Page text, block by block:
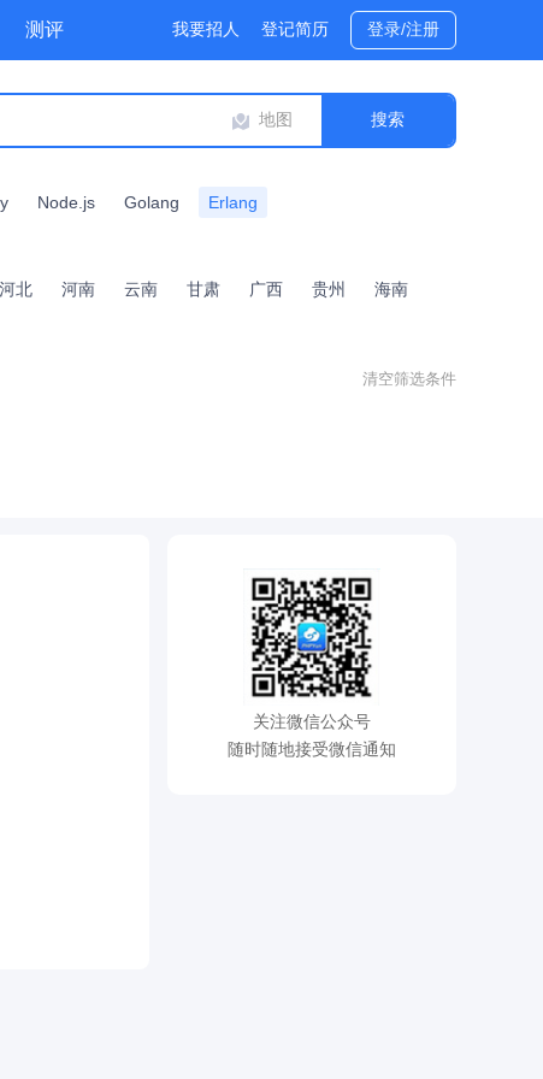
测评 我要招人 登记简历 登录/注册
地图
Node.js Golang
Erlang
河北 河南 云南 甘肃 广西 贵州
海南
清空筛选条件
关注微信公众号
随时随地接受微信通知